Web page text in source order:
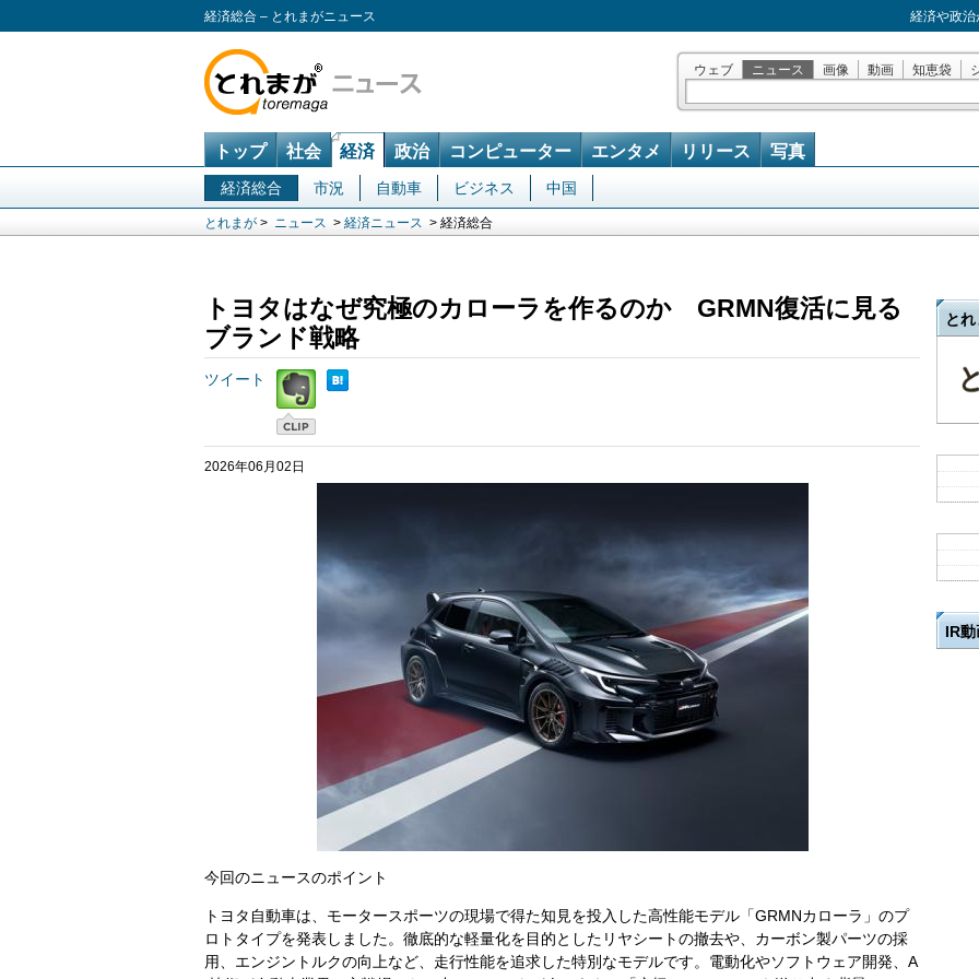
経済総合 – とれまがニュース 経済や政
ウェブ ニュース 画像 動画 知恵袋
トップ 社会 経済 政治 コンピューター エンタメ リリース 写真
経済総合 市況 自動車 ビジネス 中国
とれまが > ニュース > 経済ニュース > 経済総合
トヨタはなぜ究極のカローラを作るのか GRMN復活に見る
ブランド戦略
ツイート
2026年06月02日
今回のニュースのポイント
トヨタ自動車は、モータースポーツの現場で得た知見を投入した高性能モデル「GRMNカローラ」のプ
ロトタイプを発表しました。徹底的な軽量化を目的としたリヤシートの撤去や、カーボン製パーツの採
用、エンジントルクの向上など、走行性能を追求した特別なモデルです。電動化やソフトウェア開発、A
とれ
IR動